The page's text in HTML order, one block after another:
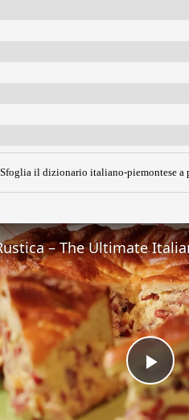
Sfoglia il dizionario italiano-piemontese a
– The Ultimate